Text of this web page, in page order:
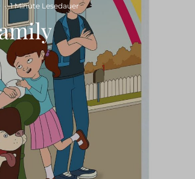
· 1 Minute Lesedauer